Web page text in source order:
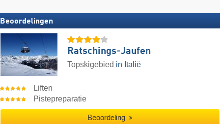
Beoordelingen
Ratschings-Jaufen
Topskigebied in Italië
Liften
Pistepreparatie
Beoordeling